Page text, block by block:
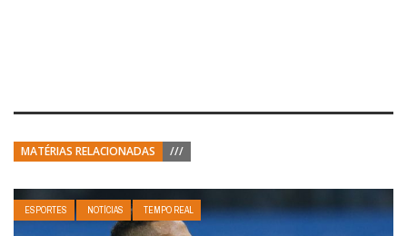
MATÉRIAS RELACIONADAS ///
ESPORTES NOTÍCIAS TEMPO REAL